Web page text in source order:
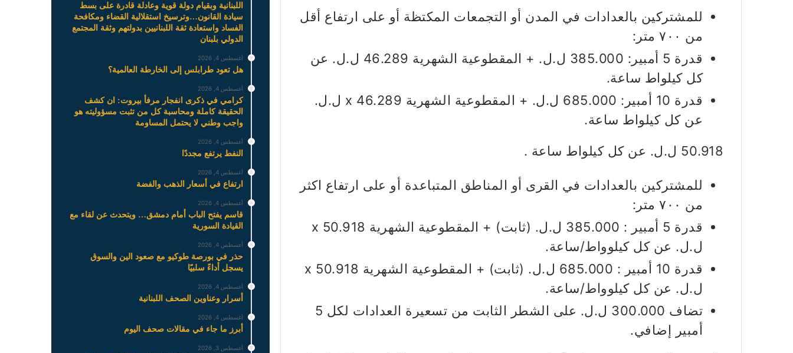
للمشتركين بالعدادات في المدن أو التجمعات المكتظة أو على ارتفاع أقل
من ٧٠٠ متر:
قدرة 5 أمبير: 385.000 ل.ل. + المقطوعية الشهرية 46.289 ل.ل. عن
كل كيلواط ساعة.
قدرة 10 أمبير: 685.000 ل.ل. + المقطوعية الشهرية x 46.289 ل.ل.
عن كل كيلواط ساعة.
50.918 ل.ل. عن كل كيلواط ساعة .
للمشتركين بالعدادات في القرى أو المناطق المتباعدة أو على ارتفاع اكثر
من ٧٠٠ متر:
قدرة 5 أمبير : 385.000 ل.ل. (ثابت) + المقطوعية الشهرية x 50.918
ل.ل. عن كل كيلوواط/ساعة.
قدرة 10 أمبير : 685.000 ل.ل. (ثابت) + المقطوعية الشهرية x 50.918
ل.ل. عن كل كيلوواط/ساعة.
تضاف 300.000 ل.ل. على الشطر الثابت من تسعيرة العدادات لكل 5
أمبير إضافي.
اللبنانية وبقيام دولة قوية وعادلة قادرة على بسط
سيادة القانون…وترسيخ استقلالية القضاء ومكافحة
الفساد واستعادة ثقة اللبنانيين بدولتهم وثقة المجتمع
الدولي بلبنان
أغسطس 4, 2026
هل تعود طرابلس إلى الخارطة العالمية؟
أغسطس 4, 2026
كرامي في ذكرى انفجار مرفأ بيروت: ان كشف
الحقيقة كاملة ومحاسبة كل من تثبت مسؤوليته هو
واجب وطني لا يحتمل المساومة
أغسطس 4, 2026
النفط يرتفع مجددًا
أغسطس 4, 2026
ارتفاع في أسعار الذهب والفضة
أغسطس 4, 2026
قاسم يفتح الباب أمام دمشق… ويتحدث عن لقاء مع
القيادة السورية
أغسطس 4, 2026
حذر في بورصة طوكيو مع صعود الين والسوق
يسجل أداءً سلبيًا
أغسطس 4, 2026
أسرار وعناوين الصحف اللبنانية
أغسطس 4, 2026
أبرز ما جاء في مقالات صحف اليوم
أغسطس 3, 2026